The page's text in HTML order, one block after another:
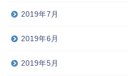
2019年7月
2019年6月
2019年5月